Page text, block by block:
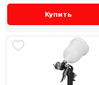
Купить